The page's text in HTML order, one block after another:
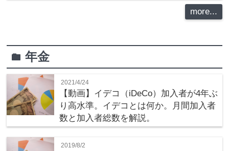
more...
folder年金
2021/4/24
【動画】イデコ（iDeCo）加入者が4年ぶ
り高水準。イデコとは何か。月間加入者
数と加入者総数を解説。
2019/8/2